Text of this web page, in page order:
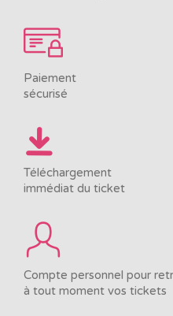
Paiement
sécurisé
Téléchargement
immédiat du ticket
Compte personnel pour
à tout moment vos tickets